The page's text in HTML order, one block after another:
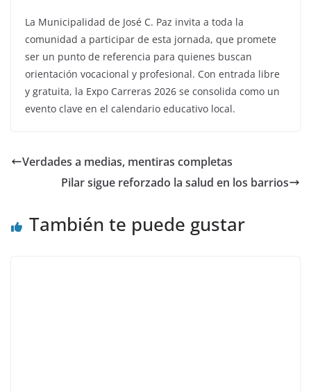
La Municipalidad de José C. Paz invita a toda la
comunidad a participar de esta jornada, que promete
ser un punto de referencia para quienes buscan
orientación vocacional y profesional. Con entrada libre
y gratuita, la Expo Carreras 2026 se consolida como un
evento clave en el calendario educativo local.
Verdades a medias, mentiras completas
Pilar sigue reforzado la salud en los barrios
También te puede gustar